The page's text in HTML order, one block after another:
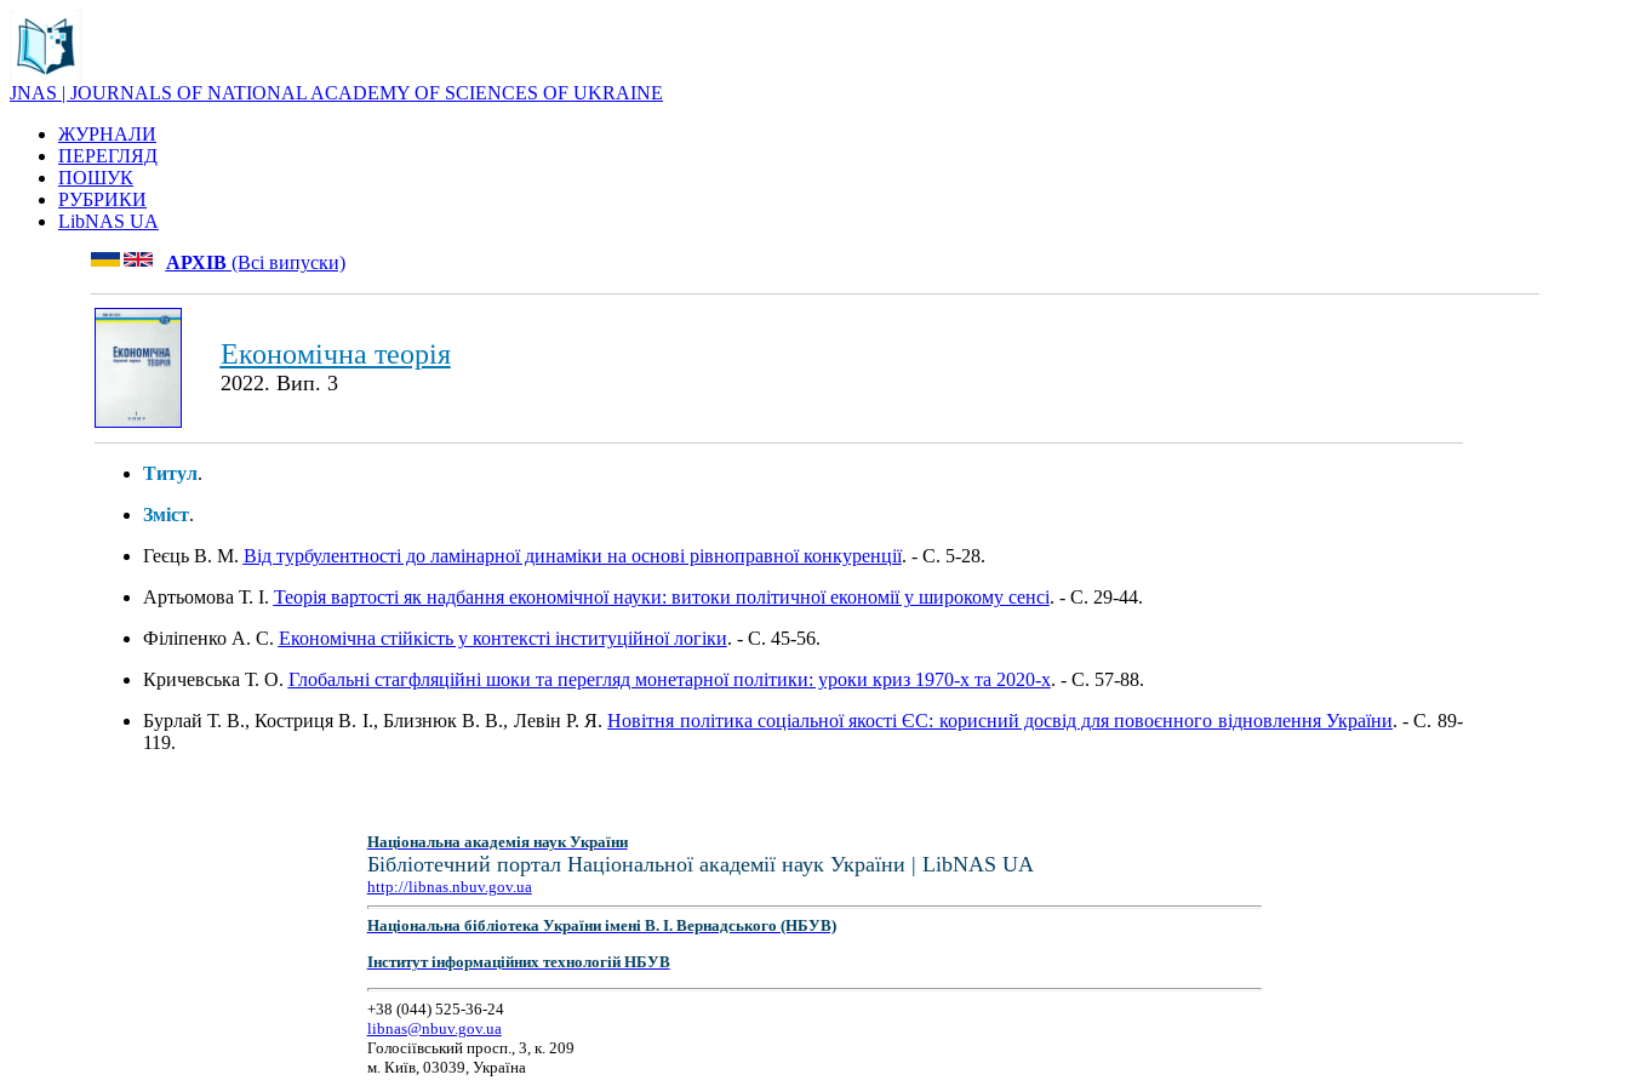
JNAS | JOURNALS OF NATIONAL ACADEMY OF SCIENCES OF UKRAINE
ЖУРНАЛИ
ПЕРЕГЛЯД
ПОШУК
РУБРИКИ
LibNAS UA
АРХІВ(Всі випуски)
Економічна теорія
2022. Вип. 3
Титул.
Зміст.
Геєць В. М. Від турбулентності до ламінарної динаміки на основі рівноправної конкуренції. - C. 5-28.
Артьомова Т. І. Теорія вартості як надбання економічної науки: витоки політичної економії у широкому сенсі. - C. 29-44.
Філіпенко А. С. Економічна стійкість у контексті інституційної логіки. - C. 45-56.
Кричевська Т. О. Глобальні стагфляційні шоки та перегляд монетарної політики: уроки криз 1970-х та 2020-х. - C. 57-88.
Бурлай Т. В., Костриця В. І., Близнюк В. В., Левін Р. Я.Новітня політика соціальної якості ЄС: корисний досвід для повоєнного відновлення України. - C. 89-
119.
Національна академія наук України
Бібліотечний портал Національної академії наук України | LibNAS UA
http://libnas.nbuv.gov.ua
Національна бібліотека України імені В. І. Вернадського (НБУВ)
Інститут інформаційних технологій НБУВ
+38 (044) 525-36-24
libnas@nbuv.gov.ua
Голосіївський просп., 3, к. 209
м. Київ, 03039, Україна